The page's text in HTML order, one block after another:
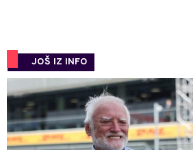
JOŠ IZ INFO